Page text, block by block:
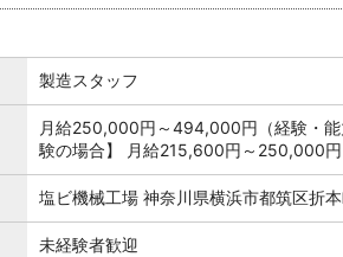
製造スタッフ
月給250,000円～494,000円（経験・
験の場合】 月給215,600円～250,000円
塩ビ機械工場 神奈川県横浜市都筑区折
未経験者歓迎